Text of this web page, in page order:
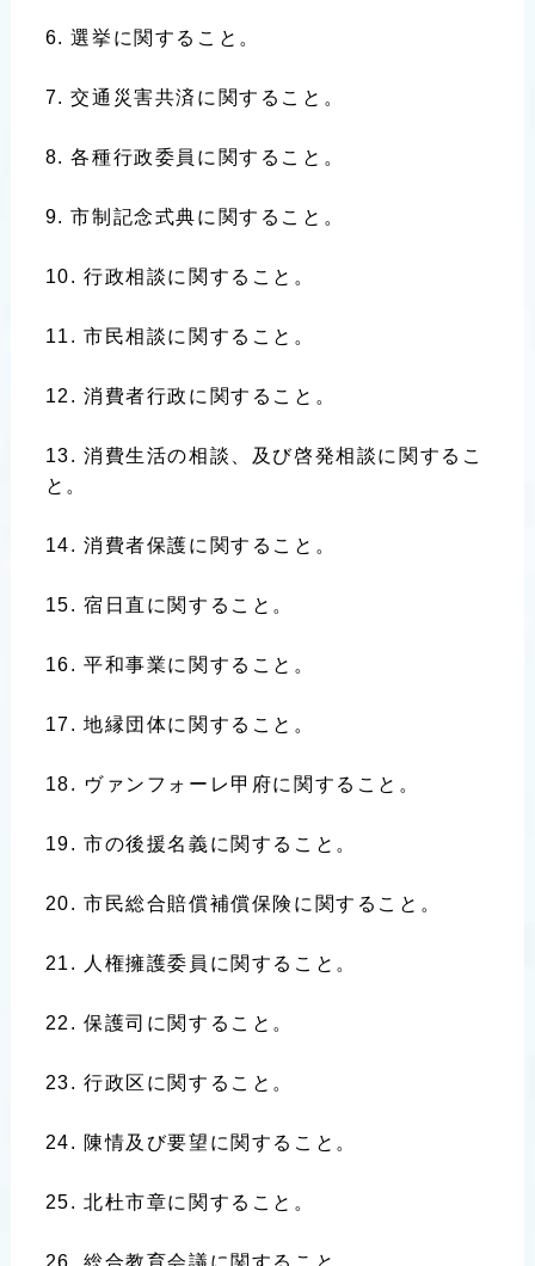
選挙に関すること。
交通災害共済に関すること。
各種行政委員に関すること。
市制記念式典に関すること。
行政相談に関すること。
市民相談に関すること。
消費者行政に関すること。
消費生活の相談、及び啓発相談に関するこ
と。
消費者保護に関すること。
宿日直に関すること。
平和事業に関すること。
地縁団体に関すること。
ヴァンフォーレ甲府に関すること。
市の後援名義に関すること。
市民総合賠償補償保険に関すること。
人権擁護委員に関すること。
保護司に関すること。
行政区に関すること。
陳情及び要望に関すること。
北杜市章に関すること。
総合教育会議に関すること。